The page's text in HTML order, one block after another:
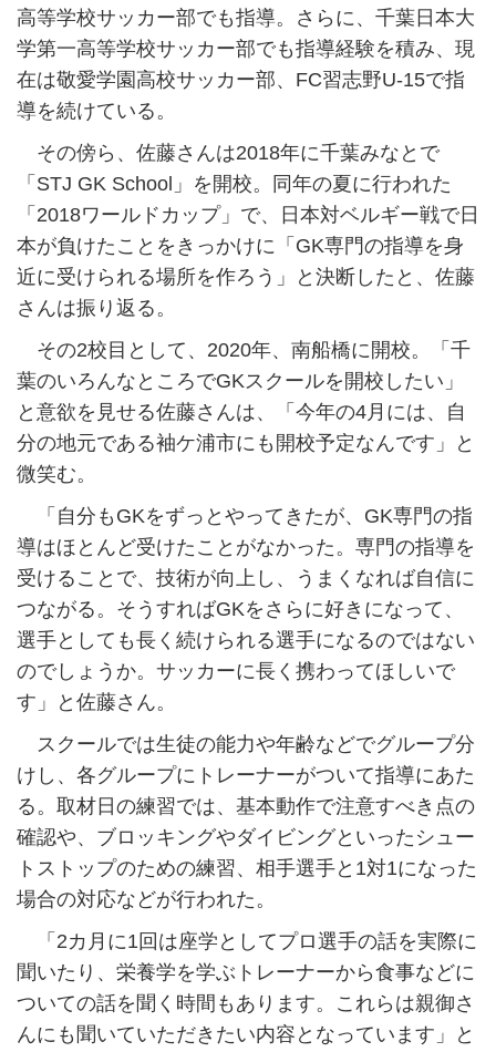
高等学校サッカー部でも指導。さらに、千葉日本大
学第一高等学校サッカー部でも指導経験を積み、現
在は敬愛学園高校サッカー部、FC習志野U-15で指
導を続けている。
その傍ら、佐藤さんは2018年に千葉みなとで
「STJ GK School」を開校。同年の夏に行われた
「2018ワールドカップ」で、日本対ベルギー戦で日
本が負けたことをきっかけに「GK専門の指導を身
近に受けられる場所を作ろう」と決断したと、佐藤
さんは振り返る。
その2校目として、2020年、南船橋に開校。「千
葉のいろんなところでGKスクールを開校したい」
と意欲を見せる佐藤さんは、「今年の4月には、自
分の地元である袖ケ浦市にも開校予定なんです」と
微笑む。
「自分もGKをずっとやってきたが、GK専門の指
導はほとんど受けたことがなかった。専門の指導を
受けることで、技術が向上し、うまくなれば自信に
つながる。そうすればGKをさらに好きになって、
選手としても長く続けられる選手になるのではない
のでしょうか。サッカーに長く携わってほしいで
す」と佐藤さん。
スクールでは生徒の能力や年齢などでグループ分
けし、各グループにトレーナーがついて指導にあた
る。取材日の練習では、基本動作で注意すべき点の
確認や、ブロッキングやダイビングといったシュー
トストップのための練習、相手選手と1対1になった
場合の対応などが行われた。
「2カ月に1回は座学としてプロ選手の話を実際に
聞いたり、栄養学を学ぶトレーナーから食事などに
ついての話を聞く時間もあります。これらは親御さ
んにも聞いていただきたい内容となっています」と